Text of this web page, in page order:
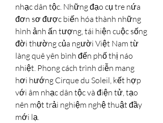
nhạc dân tộc. Những đạo cụ tre nứa
đơn sơ được biến hóa thành những
hình ảnh ấn tượng, tái hiện cuộc sống
đời thường của người Việt Nam từ
làng quê yên bình đến phố thị náo
nhiệt. Phong cách trình diễn mang
hơi hướng Cirque du Soleil, kết hợp
với âm nhạc dân tộc và điện tử, tạo
nên một trải nghiệm nghệ thuật đầy
mới lạ.